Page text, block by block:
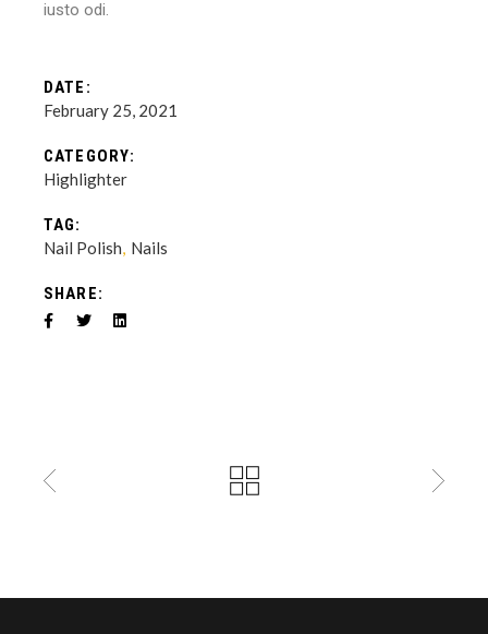
iusto odi.
DATE:
February 25, 2021
CATEGORY:
Highlighter
TAG:
Nail Polish Nails
SHARE: